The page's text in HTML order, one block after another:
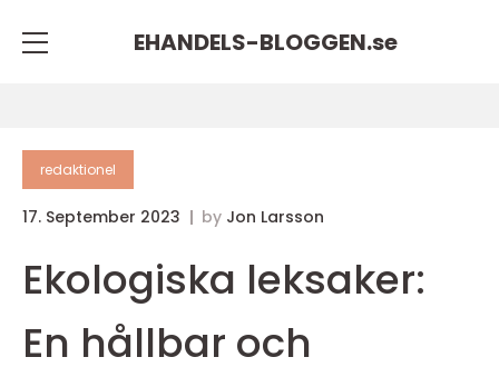
EHANDELS-BLOGGEN.se
redaktionel
17. September 2023 by Jon Larsson
Ekologiska leksaker:
En hållbar och